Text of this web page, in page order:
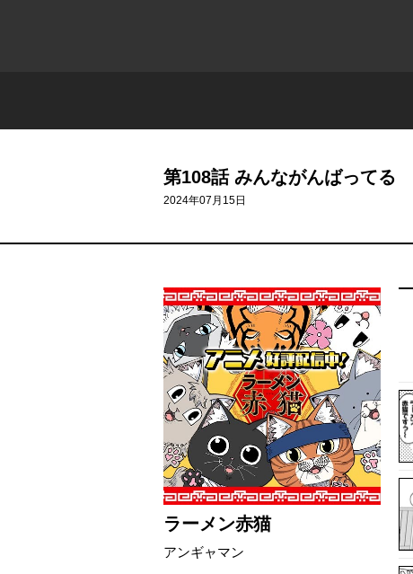
第108話 みんながんばってる
2024年07月15日
ラーメン赤猫
アンギャマン